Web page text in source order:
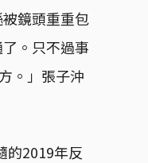
鏡頭重重包
。只不過事
。」張子沖
的2019年反